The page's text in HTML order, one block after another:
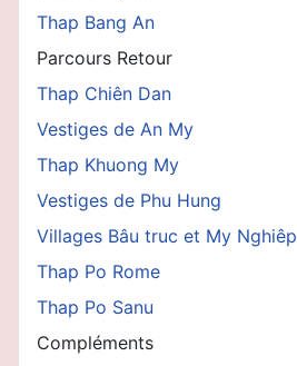
Thap Bang An
Parcours Retour
Thap Chiên Dan
Vestiges de An My
Thap Khuong My
Vestiges de Phu Hung
Villages Bâu truc et My Nghiêp
Thap Po Rome
Thap Po Sanu
Compléments